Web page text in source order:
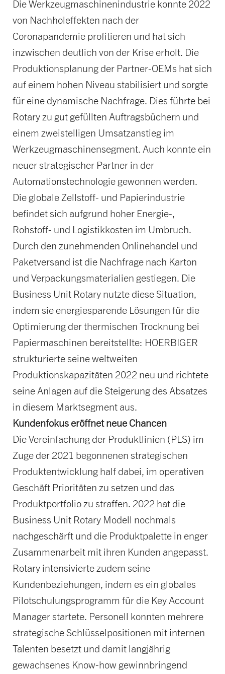
Die Werkzeugmaschinenindustrie konnte 2022
von Nachholeffekten nach der
Coronapandemie profitieren und hat sich
inzwischen deutlich von der Krise erholt. Die
Produktionsplanung der Partner-OEMs hat sich
auf einem hohen Niveau stabilisiert und sorgte
für eine dynamische Nachfrage. Dies führte bei
Rotary zu gut gefüllten Auftragsbüchern und
einem zweistelligen Umsatzanstieg im
Werkzeugmaschinensegment. Auch konnte ein
neuer strategischer Partner in der
Automationstechnologie gewonnen werden.
Die globale Zellstoff- und Papierindustrie
befindet sich aufgrund hoher Energie-,
Rohstoff- und Logistikkosten im Umbruch.
Durch den zunehmenden Onlinehandel und
Paketversand ist die Nachfrage nach Karton
und Verpackungsmaterialien gestiegen. Die
Business Unit Rotary nutzte diese Situation,
indem sie energiesparende Lösungen für die
Optimierung der thermischen Trocknung bei
Papiermaschinen bereitstellte: HOERBIGER
strukturierte seine weltweiten
Produktionskapazitäten 2022 neu und richtete
seine Anlagen auf die Steigerung des Absatzes
in diesem Marktsegment aus.
Kundenfokus eröffnet neue Chancen
Die Vereinfachung der Produktlinien (PLS) im
Zuge der 2021 begonnenen strategischen
Produktentwicklung half dabei, im operativen
Geschäft Prioritäten zu setzen und das
Produktportfolio zu straffen. 2022 hat die
Business Unit Rotary Modell nochmals
nachgeschärft und die Produktpalette in enger
Zusammenarbeit mit ihren Kunden angepasst.
Rotary intensivierte zudem seine
Kundenbeziehungen, indem es ein globales
Pilotschulungsprogramm für die Key Account
Manager startete. Personell konnten mehrere
strategische Schlüsselpositionen mit internen
Talenten besetzt und damit langjährig
gewachsenes Know-how gewinnbringend